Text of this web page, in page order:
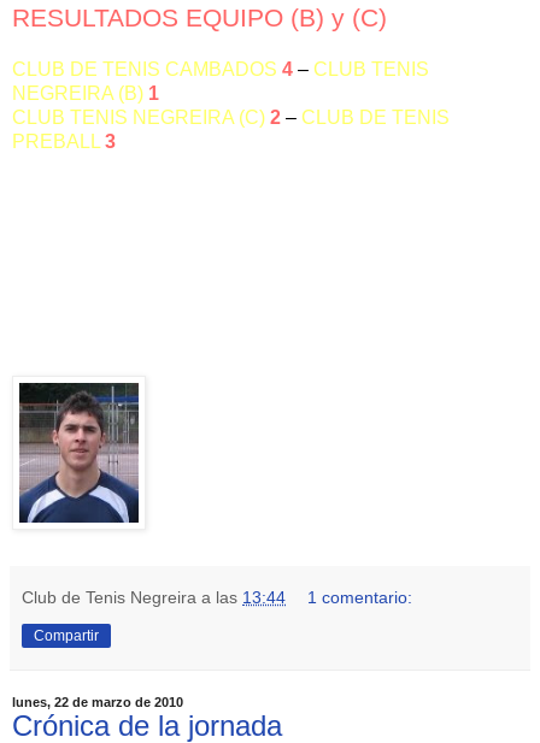
RESULTADOS EQUIPO (B) y (C)
CLUB DE TENIS CAMBADOS 4 – CLUB TENIS
NEGREIRA (B) 1
CLUB TENIS NEGREIRA (C) 2 – CLUB DE TENIS
PREBALL 3
Club de Tenis Negreira a las 13:44 1 comentario:
Compartir
lunes, 22 de marzo de 2010
Crónica de la jornada